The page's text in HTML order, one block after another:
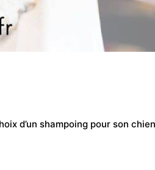
d’un shampoing pour son chien